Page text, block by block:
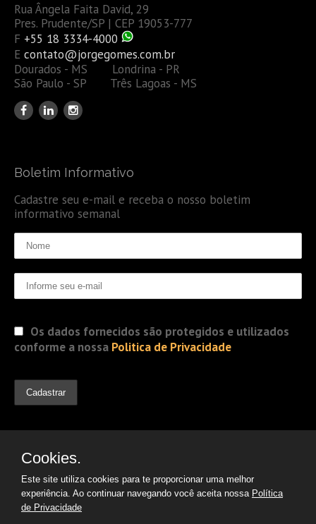
Rua Ângela Faita David, 29
Pres. Prudente/SP | CEP 19053-777
F +55 18 3334-4000
E contato@jorgegomes.com.br
Dourados - MS Londrina - PR
São Paulo - SP Três Lagoas - MS
Boletim Informativo
Cadastre seu e-mail e receba o nosso boletim
informativo semanal
Os dados fornecidos são protegidos e utilizados
conforme a nossa Politica de Privacidade
Cookies.
Este site utiliza cookies para te proporcionar uma melhor
experiência. Ao continuar navegando você aceita nossa Política
de Privacidade